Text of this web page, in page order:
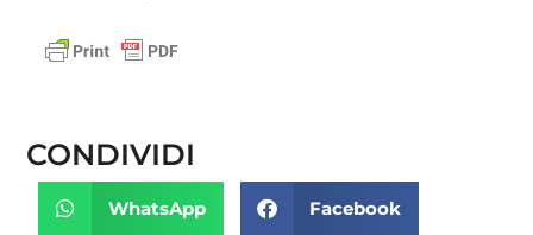
CONDIVIDI
WhatsApp Facebook